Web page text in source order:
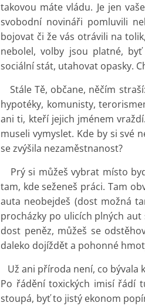
takovou máte vládu. Je jen
svobodní novináři pomluvili
bojovat či že vás otrávili na
nebolel, volby jsou platné,
sociální stát, utahovat opasky.
Stále Tě, občane, něčím
hypotéky, komunisty,
ani ti, kteří jejich jménem
museli vymyslet. Kde by si své
se zvýšila nezaměstnanost?
Prý si můžeš vybrat místo
tam, kde seženeš práci. Tam
auta neobejdeš (dost možná
procházky po ulicích plných aut
dost peněz, můžeš se
daleko dojíždět a pohonné
Už ani příroda není, co bývala
Po řádění toxických imisí řádí
stoupá, byť to jistý ekonom